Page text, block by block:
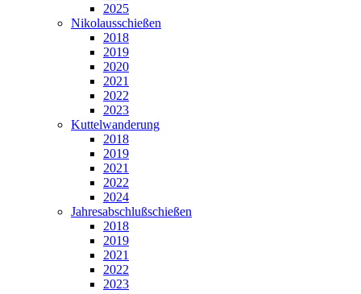
2025
Nikolausschießen
2018
2019
2020
2021
2022
2023
Kuttelwanderung
2018
2019
2021
2022
2024
Jahresabschlußschießen
2018
2019
2021
2022
2023